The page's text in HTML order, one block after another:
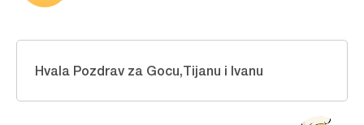
Hvala Pozdrav za Gocu,Tijanu i Ivanu